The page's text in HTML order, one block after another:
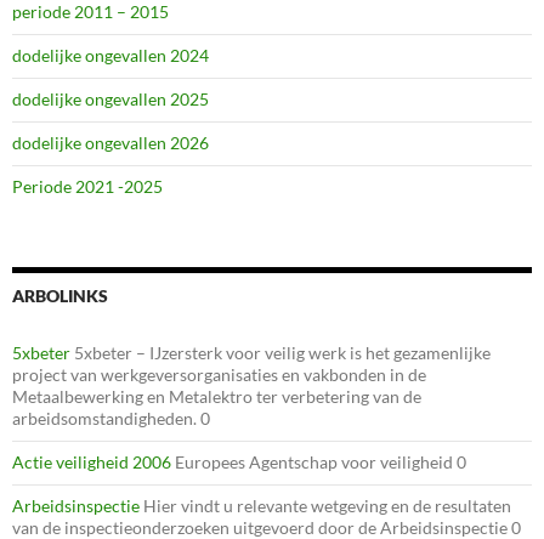
periode 2011 – 2015
dodelijke ongevallen 2024
dodelijke ongevallen 2025
dodelijke ongevallen 2026
Periode 2021 -2025
ARBOLINKS
5xbeter 5xbeter – IJzersterk voor veilig werk is het gezamenlijke
project van werkgeversorganisaties en vakbonden in de
Metaalbewerking en Metalektro ter verbetering van de
arbeidsomstandigheden. 0
Actie veiligheid 2006 Europees Agentschap voor veiligheid 0
Arbeidsinspectie Hier vindt u relevante wetgeving en de resultaten
van de inspectieonderzoeken uitgevoerd door de Arbeidsinspectie 0